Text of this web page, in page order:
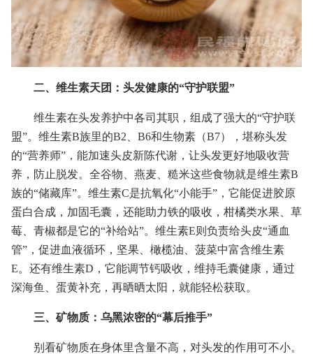
二、维生素天团：头发健康的“守护联盟”
维生素在头发养护中各司其职，组成了强大的“守护联
盟”。维生素B族里的B2、B6和生物素（B7），堪称头发
的“营养师”，能加速头皮新陈代谢，让头发更好地吸收营
养，防止脱发。全谷物、燕麦、糙米这些食物就是维生素B
族的“储藏库”。维生素C是抗氧化“小能手”，它能促进胶原
蛋白合成，加固毛囊，还能助力铁的吸收，柑橘类水果、草
莓、青椒都是它的“补给站”。维生素E则负责给头皮“通血
管”，促进血液循环，坚果、橄榄油、菠菜中富含维生素
E。还有维生素D，它能调节钙吸收，维持毛囊健康，通过
深海鱼、蛋黄补充，再晒晒太阳，就能轻松获取。
三、矿物质：乌黑浓密的“幕后推手”
别看矿物质在身体里含量不高，对头发的作用可不小。